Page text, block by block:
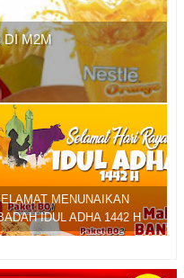
DI M2M
MENUNAIKAN
IDUL ADHA 1442 H